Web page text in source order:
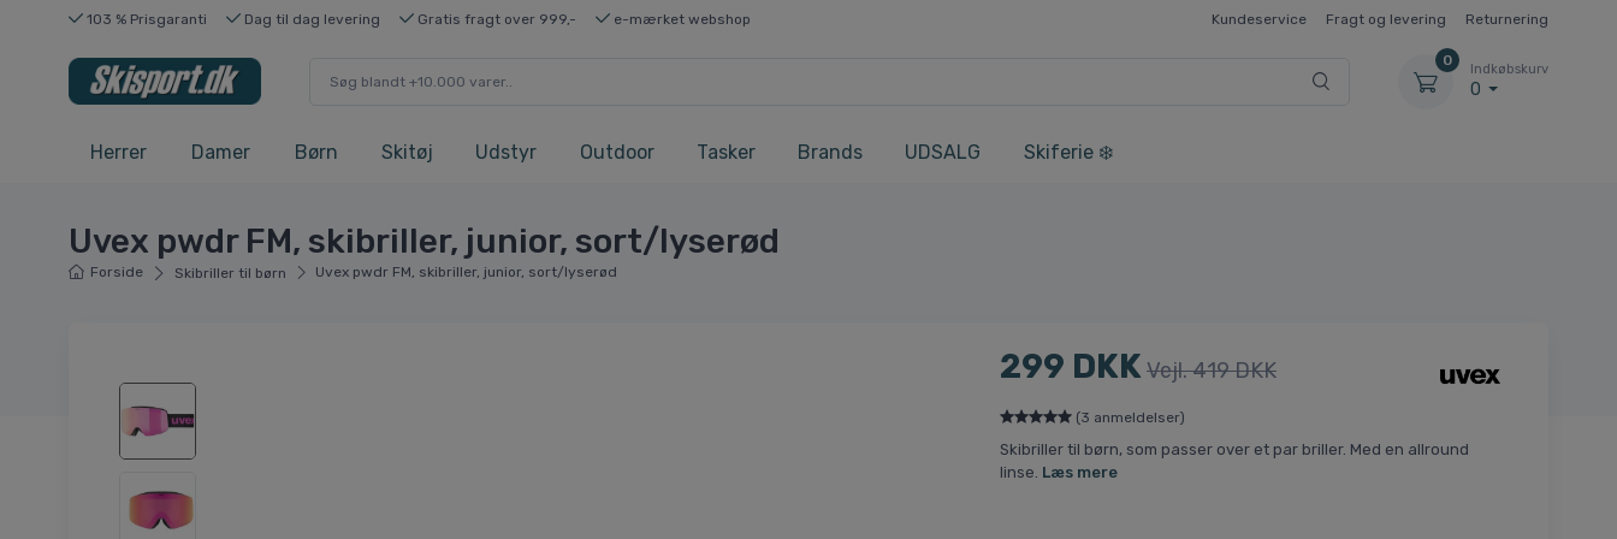
103 % Prisgaranti Dag til dag levering Gratis fragt over 999,- e-mærket webshop Kundeservice Fragt og levering Returnering
0
Indkøbskurv
0
Herrer Damer Børn Skitøj Udstyr Outdoor Tasker Brands UDSALG Skiferie ❄️
Uvex pwdr FM, skibriller, junior, sort/lyserød
Forside Skibriller til børn Uvex pwdr FM, skibriller, junior, sort/lyserød
299 DKK Vejl. 419 DKK
(3 anmeldelser)
Skibriller til børn, som passer over et par briller. Med en allround
linse. Læs mere